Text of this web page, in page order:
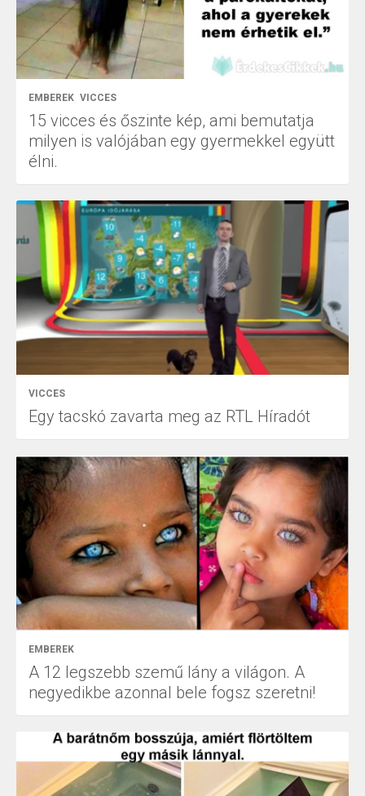
EMBEREK VICCES
15 vicces és őszinte kép, ami bemutatja
milyen is valójában egy gyermekkel együtt
élni.
VICCES
Egy tacskó zavarta meg az RTL Híradót
EMBEREK
A 12 legszebb szemű lány a világon. A
negyedikbe azonnal bele fogsz szeretni!